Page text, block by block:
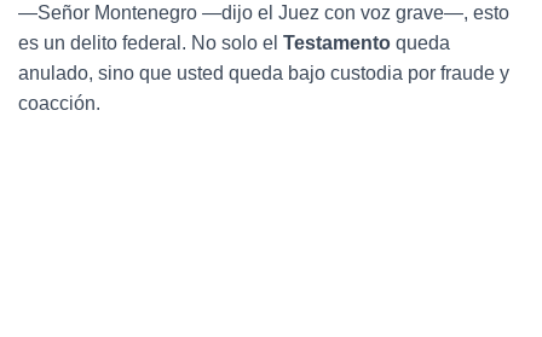
—Señor Montenegro —dijo el Juez con voz grave—, esto
es un delito federal. No solo el Testamento queda
anulado, sino que usted queda bajo custodia por fraude y
coacción.